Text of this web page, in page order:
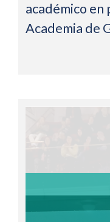
académico en
Academia de